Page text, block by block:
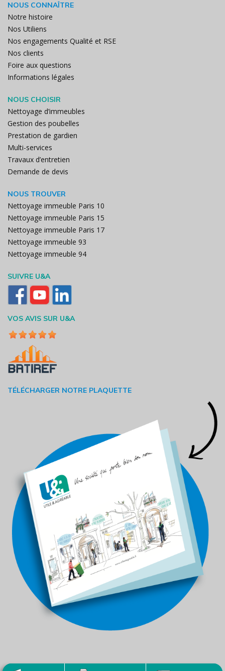
NOUS CONNAÎTRE
Notre histoire
Nos Utiliens
Nos engagements Qualité et RSE
Nos clients
Foire aux questions
Informations légales
NOUS CHOISIR
Nettoyage d’immeubles
Gestion des poubelles
Prestation de gardien
Multi-services
Travaux d’entretien
Demande de devis
NOUS TROUVER
Nettoyage immeuble Paris 10
Nettoyage immeuble Paris 15
Nettoyage immeuble Paris 17
Nettoyage immeuble 93
Nettoyage immeuble 94
SUIVRE U&A
VOS AVIS SUR U&A
TÉLÉCHARGER NOTRE PLAQUETTE